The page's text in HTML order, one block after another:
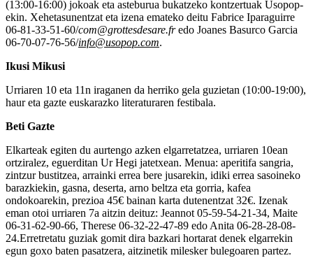
(13:00-16:00) jokoak eta asteburua bukatzeko kontzertuak Usopop-
ekin. Xehetasunentzat eta izena emateko deitu Fabrice Iparaguirre
06-81-33-51-60/com@grottesdesare.fredo Joanes Basurco Garcia
06-70-07-76-56/info@usopop.com.
Ikusi Mikusi
Urriaren 10 eta 11n iraganen da herriko gela guzietan (10:00-19:00),
haur eta gazte euskarazko literaturaren festibala.
Beti Gazte
Elkarteak egiten du aurtengo azken elgarretatzea, urriaren 10ean
ortziralez, eguerditan Ur Hegi jatetxean. Menua: aperitifa sangria,
zintzur bustitzea, arrainki errea bere jusarekin, idiki errea sasoineko
barazkiekin, gasna, deserta, arno beltza eta gorria, kafea
ondokoarekin, prezioa 45€ bainan karta dutenentzat 32€. Izenak
eman otoi urriaren 7a aitzin deituz: Jeannot 05-59-54-21-34, Maite
06-31-62-90-66, Therese 06-32-22-47-89 edo Anita 06-28-28-08-
24.Erretretatu guziak gomit dira bazkari hortarat denek elgarrekin
egun goxo baten pasatzera, aitzinetik milesker bulegoaren partez.